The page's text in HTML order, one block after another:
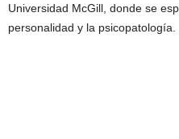
Universidad McGill, donde se
personalidad y la psicopatología.